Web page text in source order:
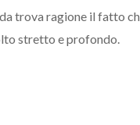
trova ragione il fatto
stretto e profondo.